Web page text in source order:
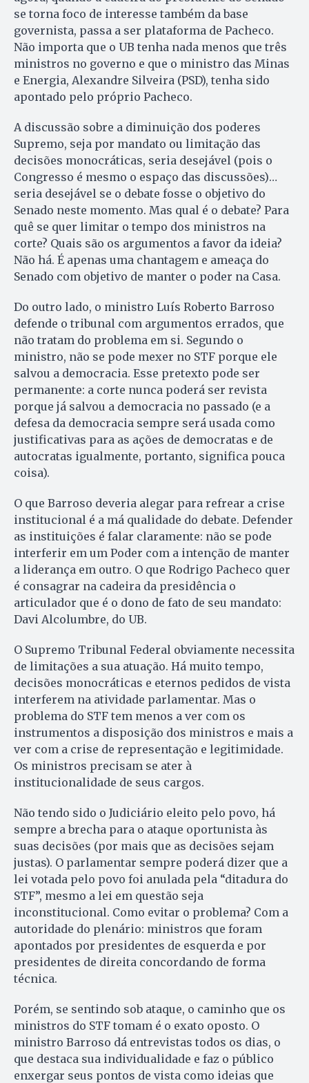
se torna foco de interesse também da base
governista, passa a ser plataforma de Pacheco.
Não importa que o UB tenha nada menos que três
ministros no governo e que o ministro das Minas
e Energia, Alexandre Silveira (PSD), tenha sido
apontado pelo próprio Pacheco.
A discussão sobre a diminuição dos poderes
Supremo, seja por mandato ou limitação das
decisões monocráticas, seria desejável (pois o
Congresso é mesmo o espaço das discussões)…
seria desejável se o debate fosse o objetivo do
Senado neste momento. Mas qual é o debate? Para
quê se quer limitar o tempo dos ministros na
corte? Quais são os argumentos a favor da ideia?
Não há. É apenas uma chantagem e ameaça do
Senado com objetivo de manter o poder na Casa.
Do outro lado, o ministro Luís Roberto Barroso
defende o tribunal com argumentos errados, que
não tratam do problema em si. Segundo o
ministro, não se pode mexer no STF porque ele
salvou a democracia. Esse pretexto pode ser
permanente: a corte nunca poderá ser revista
porque já salvou a democracia no passado (e a
defesa da democracia sempre será usada como
justificativas para as ações de democratas e de
autocratas igualmente, portanto, significa pouca
coisa).
O que Barroso deveria alegar para refrear a crise
institucional é a má qualidade do debate. Defender
as instituições é falar claramente: não se pode
interferir em um Poder com a intenção de manter
a liderança em outro. O que Rodrigo Pacheco quer
é consagrar na cadeira da presidência o
articulador que é o dono de fato de seu mandato:
Davi Alcolumbre, do UB.
O Supremo Tribunal Federal obviamente necessita
de limitações a sua atuação. Há muito tempo,
decisões monocráticas e eternos pedidos de vista
interferem na atividade parlamentar. Mas o
problema do STF tem menos a ver com os
instrumentos a disposição dos ministros e mais a
ver com a crise de representação e legitimidade.
Os ministros precisam se ater à
institucionalidade de seus cargos.
Não tendo sido o Judiciário eleito pelo povo, há
sempre a brecha para o ataque oportunista às
suas decisões (por mais que as decisões sejam
justas). O parlamentar sempre poderá dizer que a
lei votada pelo povo foi anulada pela “ditadura do
STF”, mesmo a lei em questão seja
inconstitucional. Como evitar o problema? Com a
autoridade do plenário: ministros que foram
apontados por presidentes de esquerda e por
presidentes de direita concordando de forma
técnica.
Porém, se sentindo sob ataque, o caminho que os
ministros do STF tomam é o exato oposto. O
ministro Barroso dá entrevistas todos os dias, o
que destaca sua individualidade e faz o público
enxergar seus pontos de vista como ideias que